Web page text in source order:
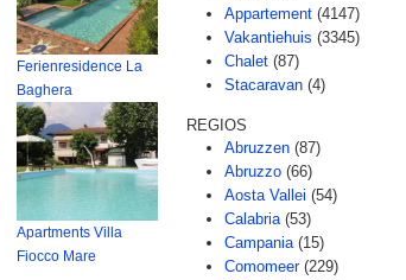
Ferienresidence La
Baghera
Apartments Villa
Fiocco Mare
Appartement (4147)
Vakantiehuis (3345)
Chalet (87)
Stacaravan (4)
REGIOS
Abruzzen (87)
Abruzzo (66)
Aosta Vallei (54)
Calabria (53)
Campania (15)
Comomeer (229)